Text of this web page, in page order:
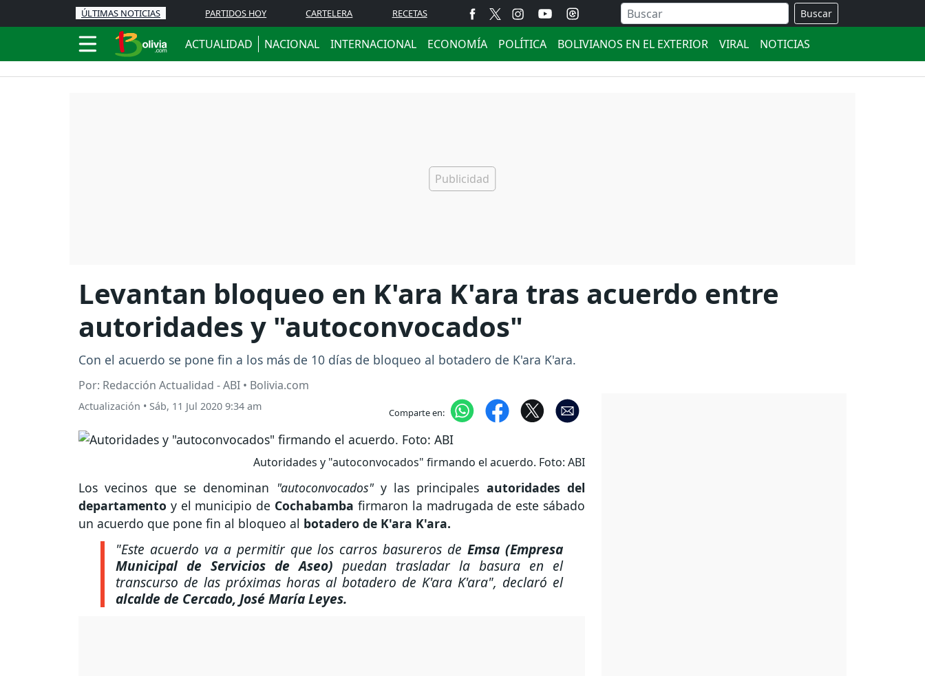
ÚLTIMAS NOTICIAS PARTIDOS HOY CARTELERA RECETAS Buscar
ACTUALIDAD NACIONAL INTERNACIONAL ECONOMÍA POLÍTICA BOLIVIANOS EN EL EXTERIOR VIRAL NOTICIAS
Levantan bloqueo en K'ara K'ara tras acuerdo entre
autoridades y "autoconvocados"
Con el acuerdo se pone fin a los más de 10 días de bloqueo al botadero de K'ara K'ara.
Por: Redacción Actualidad - ABI • Bolivia.com
Actualización • Sáb, 11 Jul 2020 9:34 am Comparte en:
Autoridades y "autoconvocados" firmando el acuerdo. Foto: ABI
Los vecinos que se denominan "autoconvocados"y las principales autoridades del
departamento y el municipio de Cochabamba firmaron la madrugada de este sábado
un acuerdo que pone fin al bloqueo al botadero de K'ara K'ara.
"Este acuerdo va a permitir que los carros basureros deEmsa (Empresa
Municipal de Servicios de Aseo) puedan trasladar la basura en el
transcurso de las próximas horas al botadero de K'ara K'ara", declaró el
alcalde de Cercado, José María Leyes.